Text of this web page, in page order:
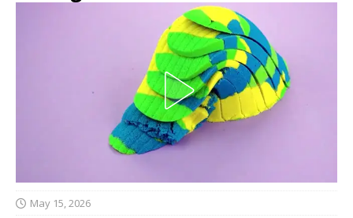
May 15, 2026